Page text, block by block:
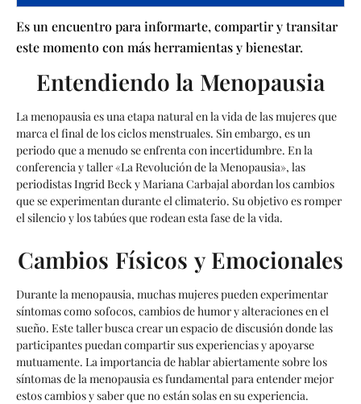
Es un encuentro para informarte, compartir y transitar
este momento con más herramientas y bienestar.
Entendiendo la Menopausia
La menopausia es una etapa natural en la vida de las mujeres que
marca el final de los ciclos menstruales. Sin embargo, es un
periodo que a menudo se enfrenta con incertidumbre. En la
conferencia y taller «La Revolución de la Menopausia», las
periodistas Ingrid Beck y Mariana Carbajal abordan los cambios
que se experimentan durante el climaterio. Su objetivo es romper
el silencio y los tabúes que rodean esta fase de la vida.
Cambios Físicos y Emocionales
Durante la menopausia, muchas mujeres pueden experimentar
síntomas como sofocos, cambios de humor y alteraciones en el
sueño. Este taller busca crear un espacio de discusión donde las
participantes puedan compartir sus experiencias y apoyarse
mutuamente. La importancia de hablar abiertamente sobre los
síntomas de la menopausia es fundamental para entender mejor
estos cambios y saber que no están solas en su experiencia.